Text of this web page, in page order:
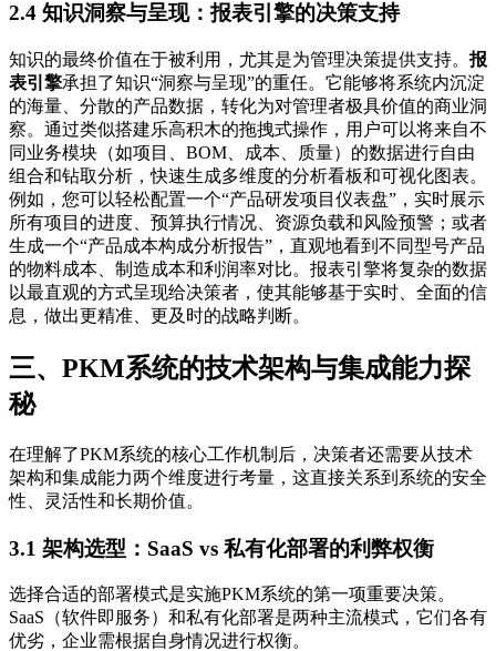
2.4 知识洞察与呈现：报表引擎的决策支持
知识的最终价值在于被利用，尤其是为管理决策提供支持。 报
表引擎承担了知识“洞察与呈现”的重任。它能够将系统内沉淀
的海量、分散的产品数据，转化为对管理者极具价值的商业洞
察。通过类似搭建乐高积木的拖拽式操作，用户可以将来自不
同业务模块（如项目、BOM、成本、质量）的数据进行自由
组合和钻取分析，快速生成多维度的分析看板和可视化图表。
例如，您可以轻松配置一个“产品研发项目仪表盘”，实时展示
所有项目的进度、预算执行情况、资源负载和风险预警；或者
生成一个“产品成本构成分析报告”，直观地看到不同型号产品
的物料成本、制造成本和利润率对比。报表引擎将复杂的数据
以最直观的方式呈现给决策者，使其能够基于实时、全面的信
息，做出更精准、更及时的战略判断。
三、PKM系统的技术架构与集成能力探
秘
在理解了PKM系统的核心工作机制后，决策者还需要从技术
架构和集成能力两个维度进行考量，这直接关系到系统的安全
性、灵活性和长期价值。
3.1 架构选型：SaaS vs 私有化部署的利弊权衡
选择合适的部署模式是实施PKM系统的第一项重要决策。
SaaS（软件即服务）和私有化部署是两种主流模式，它们各有
优劣，企业需根据自身情况进行权衡。